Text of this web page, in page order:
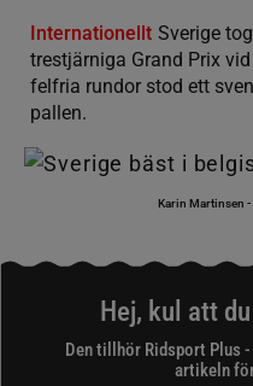
Internationellt Sverige
trestjärniga Grand Prix
felfria rundor stod ett
pallen.
Karin Martinsen -
Hej, kul att
Den tillhör Ridsport Plus
artikeln